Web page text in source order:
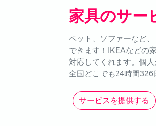
家具のサー
ベット、ソファーなど
できます！IKEAなどの
対応してくれます。個
全国どこでも24時間326
サービスを提供する